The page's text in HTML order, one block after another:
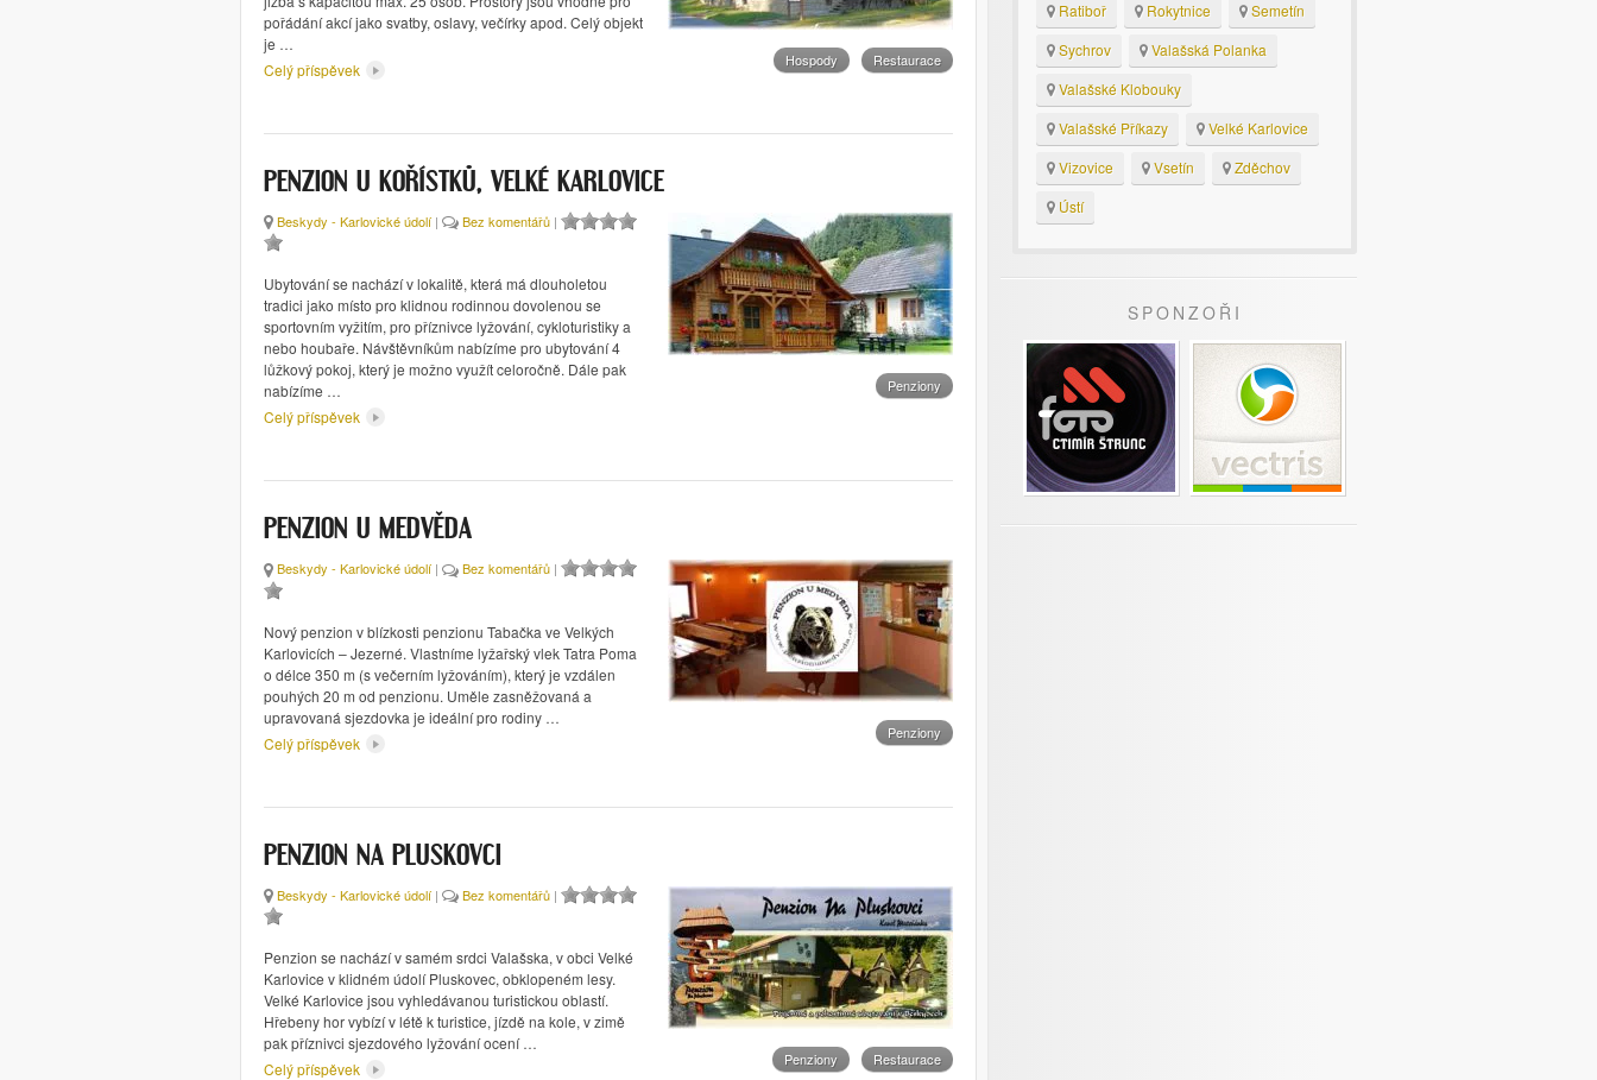
Hospody Restaurace
pořádání akcí jako svatby, oslavy, večírky apod. Celý objekt
je …
Celý příspěvek
PENZION U KOŘÍSTKŮ, VELKÉ KARLOVICE
Penziony
Beskydy - Karlovické údolí | Bez komentářů |
Ubytování se nachází v lokalitě, která má dlouholetou
tradici jako místo pro klidnou rodinnou dovolenou se
sportovním vyžitím, pro příznivce lyžování, cykloturistiky a
nebo houbaře. Návštěvníkům nabízíme pro ubytování 4
lůžkový pokoj, který je možno využít celoročně. Dále pak
nabízíme …
Celý příspěvek
PENZION U MEDVĚDA
Penziony
Beskydy - Karlovické údolí | Bez komentářů |
Nový penzion v blízkosti penzionu Tabačka ve Velkých
Karlovicích – Jezerné. Vlastníme lyžařský vlek Tatra Poma
o délce 350 m (s večerním lyžováním), který je vzdálen
pouhých 20 m od penzionu. Uměle zasněžovaná a
upravovaná sjezdovka je ideální pro rodiny …
Celý příspěvek
PENZION NA PLUSKOVCI
Penziony Restaurace
Beskydy - Karlovické údolí | Bez komentářů |
Penzion se nachází v samém srdci Valašska, v obci Velké
Karlovice v klidném údolí Pluskovec, obklopeném lesy.
Velké Karlovice jsou vyhledávanou turistickou oblastí.
Hřebeny hor vybízí v létě k turistice, jízdě na kole, v zimě
pak příznivci sjezdového lyžování ocení …
Celý příspěvek
Ratiboř
Rokytnice
Semetín
Sychrov
Valašská Polanka
Valašské Klobouky
Valašské Příkazy
Velké Karlovice
Vizovice
Vsetín
Zděchov
Ústí
SPONZOŘI